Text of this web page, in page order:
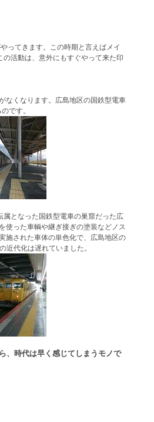
ってきます。この時期と言えばメイ
活動は、意外にもすぐやって来た印
なくなります。広島地区の国鉄型電車
です。
となった国鉄型電車の巣窟だった広
使った車輌や継ぎ接ぎの塗装などノス
施された車体の単色化で、広島地区の
近代化は遅れていました。
、時代は早く感じてしまうモノで